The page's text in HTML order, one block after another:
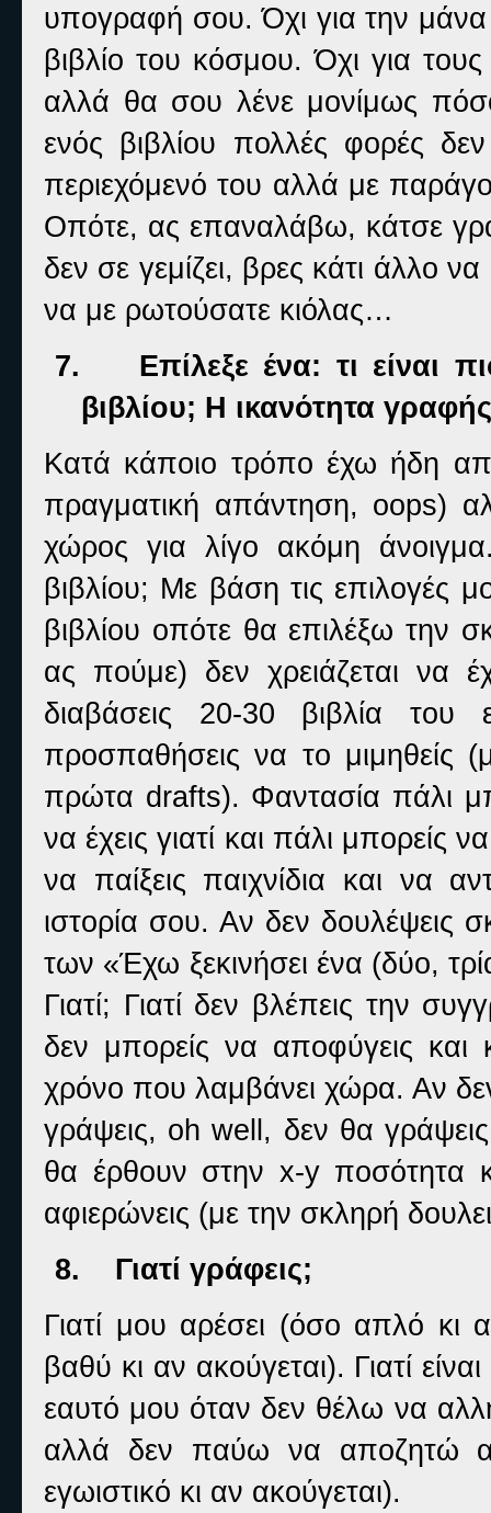
υπογραφή σου. Όχι για την
βιβλίο του κόσμου. Όχι για
αλλά θα σου λένε μονίμως
ενός βιβλίου πολλές φορές
περιεχόμενό του αλλά με
Οπότε, ας επαναλάβω, κάτσε
δεν σε γεμίζει, βρες κάτι άλλο
να με ρωτούσατε κιόλας…
7.
Επίλεξε ένα: τι είναι
βιβλίου; Η ικανότητα
Κατά κάποιο τρόπο έχω ήδη
πραγματική απάντηση, oops)
χώρος για λίγο ακόμη
βιβλίου; Με βάση τις επιλογές
βιβλίου οπότε θα επιλέξω την
ας πούμε) δεν χρειάζεται να
διαβάσεις 20-30 βιβλία
προσπαθήσεις να το μιμηθείς
πρώτα drafts). Φαντασία πάλι
να έχεις γιατί και πάλι μπορείς
να παίξεις παιχνίδια και να
ιστορία σου. Αν δεν δουλέψεις
των «Έχω ξεκινήσει ένα (δύο,
Γιατί; Γιατί δεν βλέπεις την
δεν μπορείς να αποφύγεις και
χρόνο που λαμβάνει χώρα. Αν
γράψεις, oh well, δεν θα
θα έρθουν στην x-yποσότητα
αφιερώνεις (με την σκληρή
8.
Γιατί γράφεις;
Γιατί μου αρέσει (όσο απλό κι
βαθύ κι αν ακούγεται). Γιατί
εαυτό μου όταν δεν θέλω να
αλλά δεν παύω να αποζητώ
εγωιστικό κι αν ακούγεται).